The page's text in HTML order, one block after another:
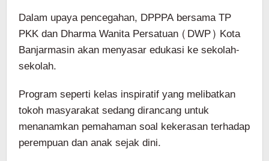
Dalam upaya pencegahan, DPPPA bersama TP
PKK dan Dharma Wanita Persatuan (DWP) Kota
Banjarmasin akan menyasar edukasi ke sekolah-
sekolah.
Program seperti kelas inspiratif yang melibatkan
tokoh masyarakat sedang dirancang untuk
menanamkan pemahaman soal kekerasan terhadap
perempuan dan anak sejak dini.